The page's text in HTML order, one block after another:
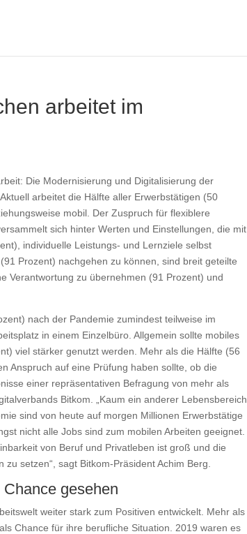
arbeitet im
Die Modernisierung und Digitalisierung der
arbeitet die Hälfte aller Erwerbstätigen (50
mobil. Der Zuspruch für flexiblere
sich hinter Werten und Einstellungen, die mit
individuelle Leistungs- und Lernziele selbst
Prozent) nachgehen zu können, sind breit geteilte
Verantwortung zu übernehmen (91 Prozent) und
nach der Pandemie zumindest teilweise im
in einem Einzelbüro. Allgemein sollte mobiles
viel stärker genutzt werden. Mehr als die Hälfte (56
Anspruch auf eine Prüfung haben sollte, ob die
einer repräsentativen Befragung von mehr als
Bitkom. „Kaum ein anderer Lebensbereich
sind von heute auf morgen Millionen Erwerbstätige
nicht alle Jobs sind zum mobilen Arbeiten geeignet.
von Beruf und Privatleben ist groß und die
setzen“, sagt Bitkom-Präsident Achim Berg.
gesehen
weiter stark zum Positiven entwickelt. Mehr als
Chance für ihre berufliche Situation. 2019 waren es